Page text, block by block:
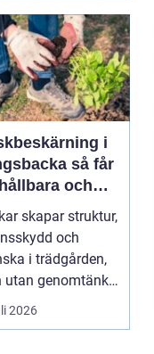
i
så får
och
buskar året
skapar struktur,
och
i trädgården,
utan genomtänkt
blir de...
2026